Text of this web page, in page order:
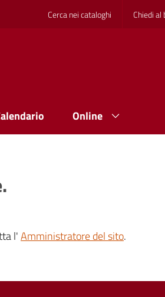
Cerca nei cataloghi Chiedi al
Online
l'Amministratore del sito.